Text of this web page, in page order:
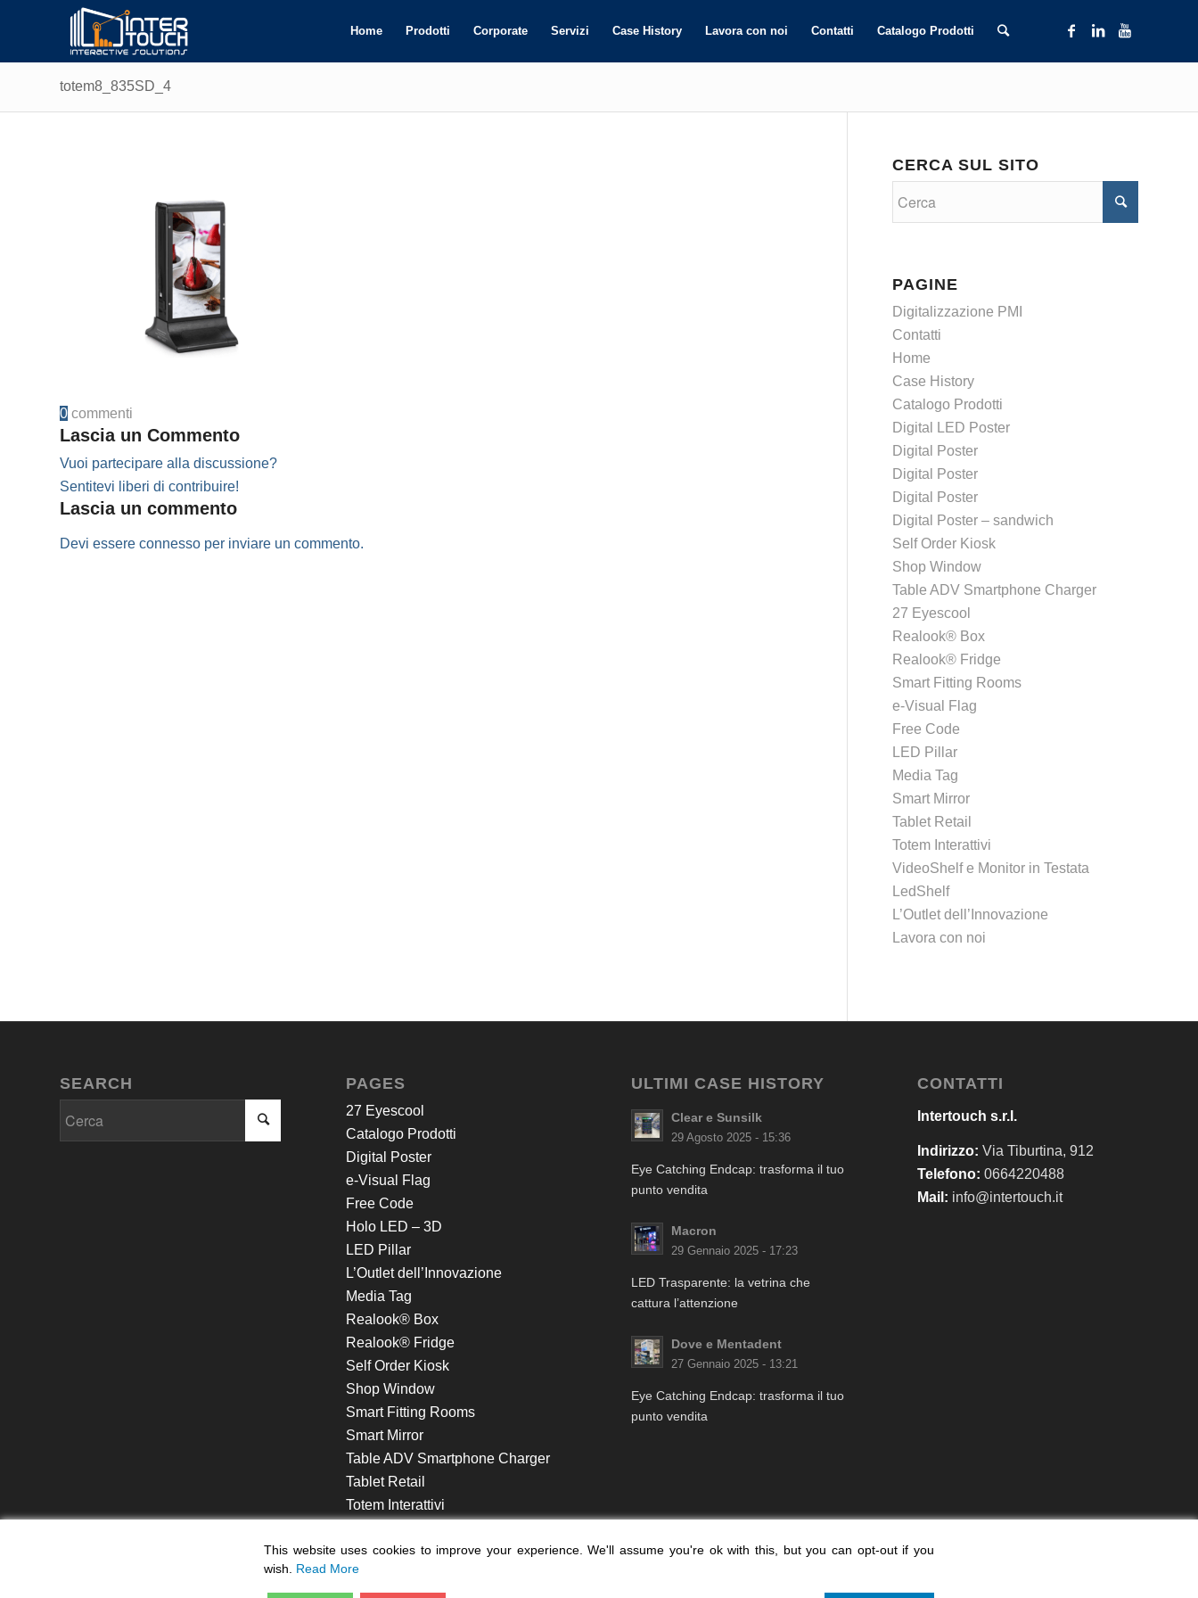
Home Prodotti Corporate Servizi Case History Lavora con noi Contatti Catalogo Prodotti
totem8_835SD_4
0 commenti
Lascia un Commento
Vuoi partecipare alla discussione?
Sentitevi liberi di contribuire!
Lascia un commento
Devi essere connesso per inviare un commento.
CERCA SUL SITO
PAGINE
Digitalizzazione PMI
Contatti
Home
Case History
Catalogo Prodotti
Digital LED Poster
Digital Poster
Digital Poster
Digital Poster
Digital Poster – sandwich
Self Order Kiosk
Shop Window
Table ADV Smartphone Charger
27 Eyescool
Realook® Box
Realook® Fridge
Smart Fitting Rooms
e-Visual Flag
Free Code
LED Pillar
Media Tag
Smart Mirror
Tablet Retail
Totem Interattivi
VideoShelf e Monitor in Testata
LedShelf
L’Outlet dell’Innovazione
Lavora con noi
SEARCH PAGES
27 Eyescool
Catalogo Prodotti
Digital Poster
e-Visual Flag
Free Code
Holo LED – 3D
LED Pillar
L’Outlet dell’Innovazione
Media Tag
Realook® Box
Realook® Fridge
Self Order Kiosk
Shop Window
Smart Fitting Rooms
Smart Mirror
Table ADV Smartphone Charger
Tablet Retail
Totem Interattivi
ULTIMI CASE HISTORY
Clear e Sunsilk
29 Agosto 2025 - 15:36
Eye Catching Endcap: trasforma il tuo
punto vendita
Macron
29 Gennaio 2025 - 17:23
LED Trasparente: la vetrina che
cattura l’attenzione
Dove e Mentadent
27 Gennaio 2025 - 13:21
Eye Catching Endcap: trasforma il tuo
punto vendita
CONTATTI
Intertouch s.r.l.
Indirizzo: Via Tiburtina, 912
Telefono: 0664220488
Mail: info@intertouch.it
This website uses cookies to improve your experience. We'll assume you're ok with this, but you can opt-out if you
wish. Read More